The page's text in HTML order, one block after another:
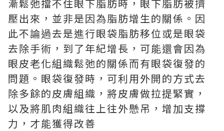
漸鬆弛擋不住眼下脂肪時，眼下脂肪被擠
壓出來，並非是因為脂肪增生的關係。因
此不論過去是進行眼袋脂肪移位或是眼袋
去除手術，到了年紀增長，可能還會因為
眼皮老化組織鬆弛的關係而有眼袋復發的
問題。眼袋復發時，可利用外開的方式去
除多餘的皮膚組織，將皮膚做拉提緊實，
以及將肌肉組織往上往外懸吊，增加支撐
力，才能獲得改善